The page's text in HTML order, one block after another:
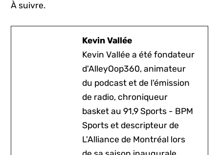
À suivre.
Kevin Vallée
Kevin Vallée a été fondateur
d'AlleyOop360, animateur
du podcast et de l'émission
de radio, chroniqueur
basket au 91,9 Sports - BPM
Sports et descripteur de
L'Alliance de Montréal lors